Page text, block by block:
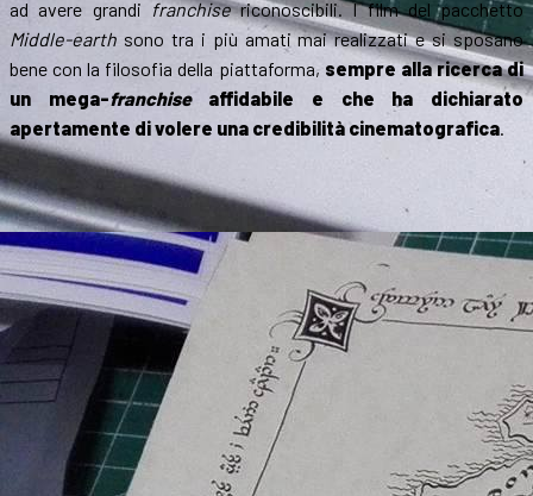
ad avere grandi franchisericonoscibili. I film del pacchetto
Middle-earth sono tra i più amati mai realizzati e si sposano
bene con la filosofia della piattaforma, sempre alla ricerca di
un mega-franchiseaffidabile e che ha dichiarato
apertamente di volere una credibilità cinematografica